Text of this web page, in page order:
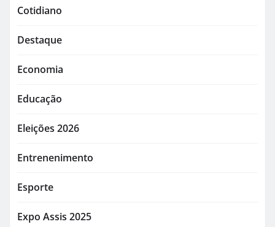
Cotidiano
Destaque
Economia
Educação
Eleições 2026
Entrenenimento
Esporte
Expo Assis 2025